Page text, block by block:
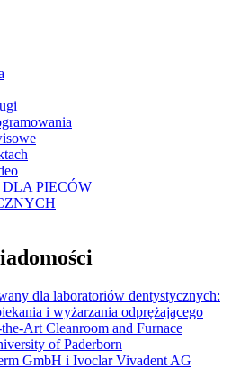
PIECÓW
dla laboratoriów dentystycznych:
i wyżarzania odprężającego
Art Cleanroom and Furnace
of Paderborn
GmbH i Ivoclar Vivadent AG